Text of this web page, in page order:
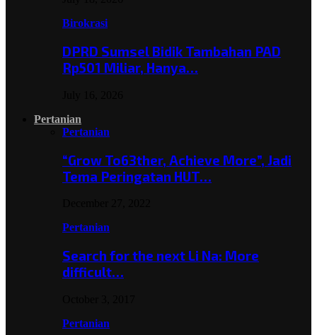
Birokrasi
DPRD Sumsel Bidik Tambahan PAD
Rp501 Miliar, Hanya…
Pertanian
Pertanian
“Grow To63ther, Achieve More”, Jadi
Tema Peringatan HUT…
Pertanian
Search for the next Li Na: More
difficult…
Pertanian